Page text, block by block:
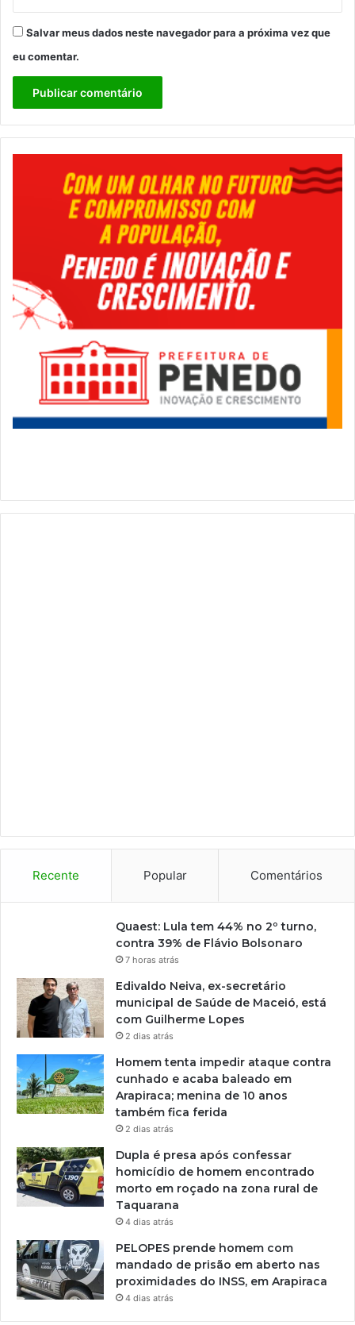
Salvar meus dados neste navegador para a próxima vez que
eu comentar.
Recente Popular Comentários
Quaest: Lula tem 44% no 2º turno,
contra 39% de Flávio Bolsonaro
7 horas atrás
Edivaldo Neiva, ex-secretário
municipal de Saúde de Maceió, está
com Guilherme Lopes
2 dias atrás
Homem tenta impedir ataque contra
cunhado e acaba baleado em
Arapiraca; menina de 10 anos
também fica ferida
2 dias atrás
Dupla é presa após confessar
homicídio de homem encontrado
morto em roçado na zona rural de
Taquarana
4 dias atrás
PELOPES prende homem com
mandado de prisão em aberto nas
proximidades do INSS, em Arapiraca
4 dias atrás